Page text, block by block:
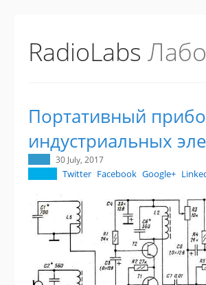
RadioLabs
Портативный
индустриальных
30 July, 2017
Twitter Facebook Google+